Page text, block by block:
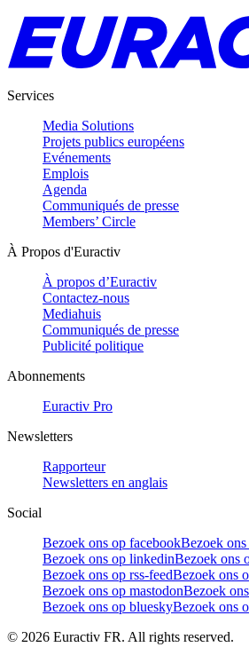
Services
Media Solutions
Projets publics européens
Evénements
Emplois
Agenda
Communiqués de presse
Members’ Circle
À Propos d'Euractiv
À propos d’Euractiv
Contactez-nous
Mediahuis
Communiqués de presse
Publicité politique
Abonnements
Euractiv Pro
Newsletters
Rapporteur
Newsletters en anglais
Social
Bezoek ons op facebookBezoek
Bezoek ons op linkedinBezoek ons
Bezoek ons op rss-feedBezoek ons
Bezoek ons op mastodonBezoek
Bezoek ons op blueskyBezoek ons
© 2026 Euractiv FR. All rights reserved.